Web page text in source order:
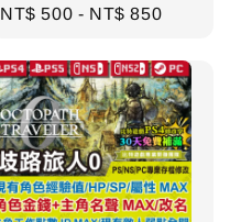
Regular
NT$ 500 - NT$ 850